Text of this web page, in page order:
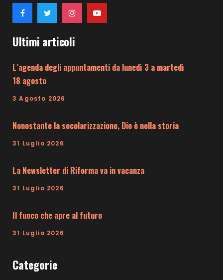
Ultimi articoli
L’agenda degli appuntamenti da lunedì 3 a martedì
18 agosto
3 Agosto 2026
Nonostante la secolarizzazione, Dio è nella storia
31 Luglio 2026
La Newsletter di Riforma va in vacanza
31 Luglio 2026
Il fuoco che apre al futuro
31 Luglio 2026
Categorie